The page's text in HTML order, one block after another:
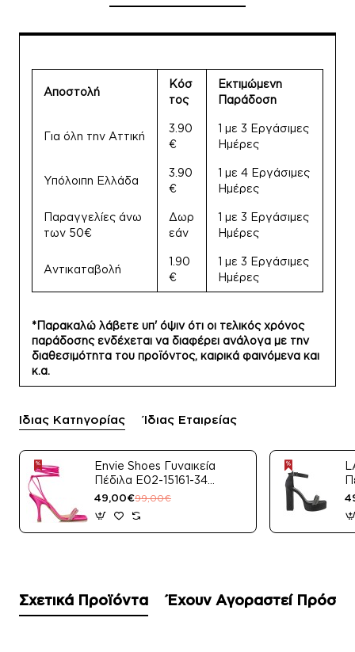
Αποστολή
Κόσ
τος
Εκτιμώμενη
Παράδοση
Για όλη την Αττική
3.90
€
1 με 3 Εργάσιμες
Ημέρες
Υπόλοιπη Ελλάδα
3.90
€
1 με 4 Εργάσιμες
Ημέρες
Παραγγελίες άνω
των 50€
Δωρ
εάν
1 με 3 Εργάσιμες
Ημέρες
Αντικαταβολή
1.90
€
1 με 3 Εργάσιμες
Ημέρες
*Παρακαλώ λάβετε υπ' όψιν ότι οι τελικός χρόνος
παράδοσης ενδέχεται να διαφέρει ανάλογα με την
διαθεσιμότητα του προϊόντος, καιρικά φαινόμενα και
κ.α.
Ίδιας Κατηγορίας Ίδιας Εταιρείας
Envie Shoes Γυναικεία
Πέδιλα E02-15161-34
Μαύρο Satin
49,00€99,00€
Σχετικά Προϊόντα Έχουν Αγοραστεί